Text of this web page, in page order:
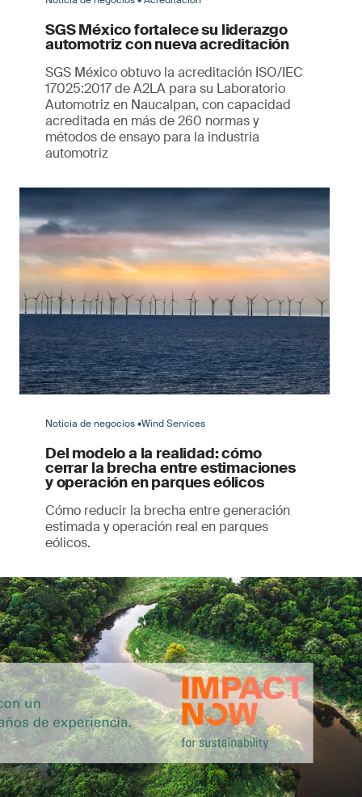
SGS México fortalece su liderazgo
automotriz con nueva acreditación
SGS México obtuvo la acreditación ISO/IEC
17025:2017 de A2LA para su Laboratorio
Automotriz en Naucalpan, con capacidad
acreditada en más de 260 normas y
métodos de ensayo para la industria
automotriz
Noticia de negocios •Wind Services
Del modelo a la realidad: cómo
cerrar la brecha entre estimaciones
y operación en parques eólicos
Cómo reducir la brecha entre generación
estimada y operación real en parques
eólicos.